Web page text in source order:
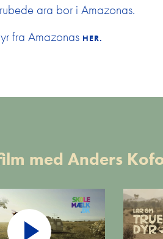
ara bor i Amazonas.
fra Amazonas HER.
med Anders